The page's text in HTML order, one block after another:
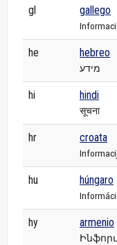
gl gallego
he hebreo
מידע
hi hindi
सूचना
hr croata
hu húngaro
hy armenio